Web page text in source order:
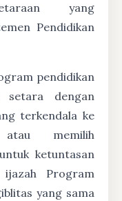
yang
Pendidikan
pendidikan
dengan
terkendala ke
memilih
ketuntasan
ijazah Program
yang sama